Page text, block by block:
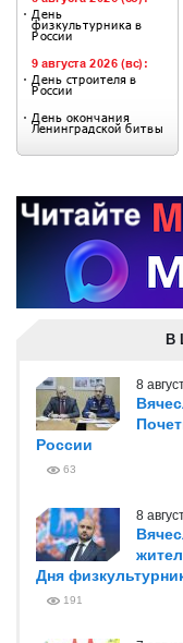
В
8
России
63
8
Дня
191